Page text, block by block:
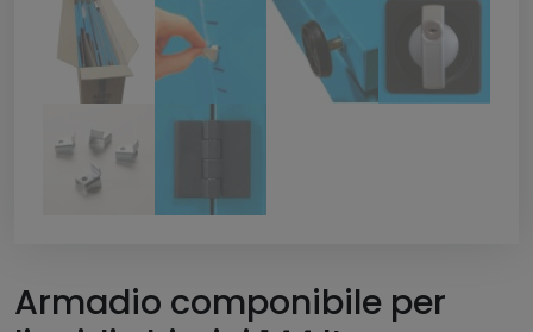
Armadio componibile per